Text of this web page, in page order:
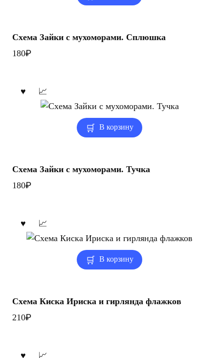
Схема Зайки с мухоморами. Сплюшка
180₽
В корзину
Схема Зайки с мухоморами. Тучка
180₽
В корзину
Схема Киска Ириска и гирлянда флажков
210₽